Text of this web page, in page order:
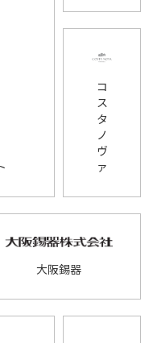
コ
ス
タ
ノ
ヴ
ァ
大阪錫器